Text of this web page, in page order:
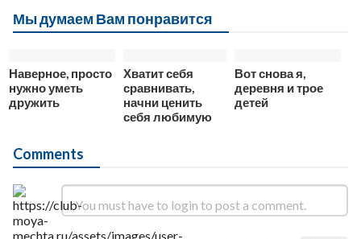
Мы думаем Вам понравится
Наверное, просто
нужно уметь
дружить
Хватит себя
сравнивать,
начни ценить
себя любимую
Вот снова я,
деревня и трое
детей
Comments